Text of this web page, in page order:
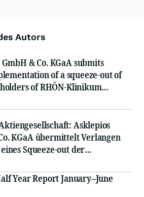
Autors
& Co. KGaA submits
of a squeeze-out of
of RHÖN-Klinikum
Asklepios
KGaA übermittelt Verlangen
Squeeze-out der
der RHÖN-Klinikum
Year Report January–June